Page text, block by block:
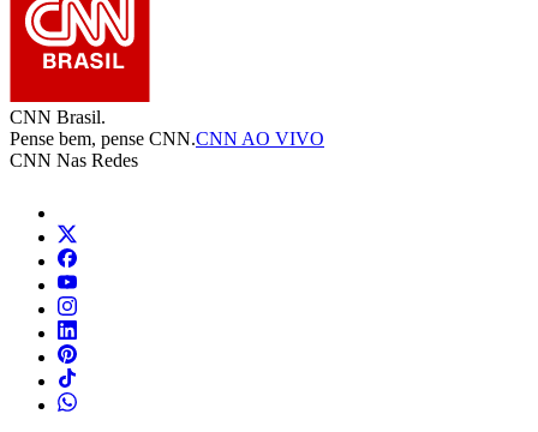
CNN Brasil.
Pense bem, pense CNN.CNN AO VIVO
CNN Nas Redes